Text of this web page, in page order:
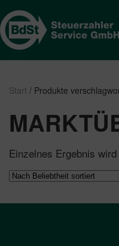
Start / Produkte
Einzelnes Ergebnis